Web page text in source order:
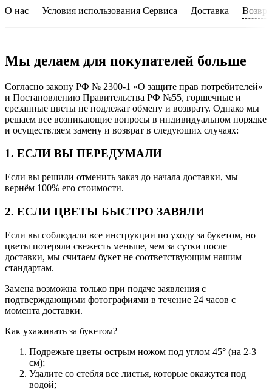
О нас Условия использования Сервиса Доставка
Мы делаем для покупателей больше
Согласно закону РФ № 2300-1 «О защите прав потребителей»
и Постановлению Правительства РФ №55, горшечные и
срезанные цветы не подлежат обмену и возврату. Однако мы
решаем все возникающие вопросы в индивидуальном порядке
и осуществляем замену и возврат в следующих случаях:
1. ЕСЛИ ВЫ ПЕРЕДУМАЛИ
Если вы решили отменить заказ до начала доставки, мы
вернём 100% его стоимости.
2. ЕСЛИ ЦВЕТЫ БЫСТРО ЗАВЯЛИ
Если вы соблюдали все инструкции по уходу за букетом, но
цветы потеряли свежесть меньше, чем за сутки после
доставки, мы считаем букет не соответствующим нашим
стандартам.
Замена возможна только при подаче заявления с
подтверждающими фотографиями в течение 24 часов с
момента доставки.
Как ухаживать за букетом?
Подрежьте цветы острым ножом под углом 45° (на 2-3
см);
Удалите со стебля все листья, которые окажутся под
водой;